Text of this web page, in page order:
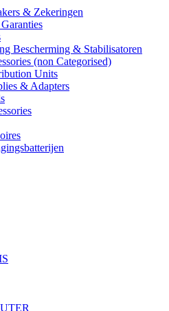
& Zekeringen
Bescherming & Stabilisatoren
(non Categorised)
Units
& Adapters